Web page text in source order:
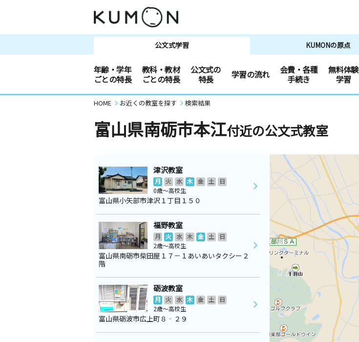
公文式学習 KUMONの原点
年齢・学年
ごとの特長
教科・教材
ごとの特長
公文式の
特長
学習の流れ
会費・各種
手続き
無料体験
学習
HOME お近くの教室を探す 検索結果
富山県南砺市本江付近の公文式教室
津沢教室
月 火 水 木 金 土
日
0歳～高校生
富山県小矢部市津沢１丁目１５０
福野教室
月 火 水 木 金 土
日
2歳～高校生
富山県南砺市柴田屋１７－１あいあいタクシー２
階
砺波教室
月 火 水 木 金 土
日
2歳～高校生
富山県砺波市広上町８‐２９